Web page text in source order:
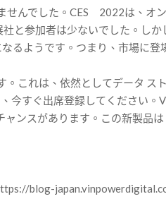
んでした。CES 2022は、オ
と参加者は少ないでした。し
るようです。つまり、市場に
これは、依然としてデータ ス
今すぐ出席登録してください
ンスがあります。この新製品
blog-